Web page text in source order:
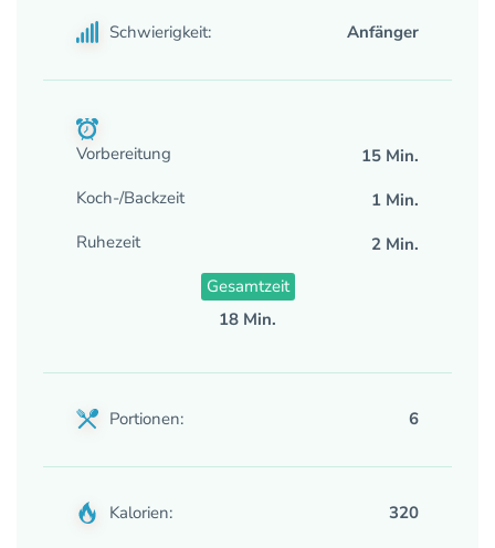
Schwierigkeit: Anfänger
Vorbereitung
15 Min.
Koch-/Backzeit
1 Min.
Ruhezeit
2 Min.
Gesamtzeit
18 Min.
Portionen: 6
Kalorien: 320